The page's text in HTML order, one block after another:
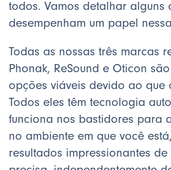
todos. Vamos detalhar alguns
desempenham um papel
Todas as nossas três marcas
Phonak, ReSound e Oticon
opções viáveis devido ao que
Todos eles têm tecnologia
funciona nos bastidores para
no ambiente em que você
resultados impressionantes